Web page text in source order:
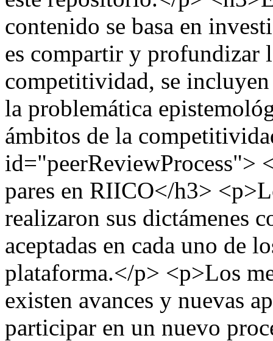
contenido se basa en
es compartir y profundizar
competitividad, se
la problemática
ámbitos de la
id="peerReviewProcess">
pares en RIICO</h3>
realizaron sus dictámenes
aceptadas en cada uno de
plataforma.</p> <p>Los
existen avances y nuevas
participar en un nuevo